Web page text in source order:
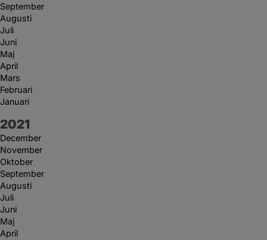
September
Augusti
Juli
Juni
Maj
April
Mars
Februari
Januari
År:
2021
December
November
Oktober
September
Augusti
Juli
Juni
Maj
April